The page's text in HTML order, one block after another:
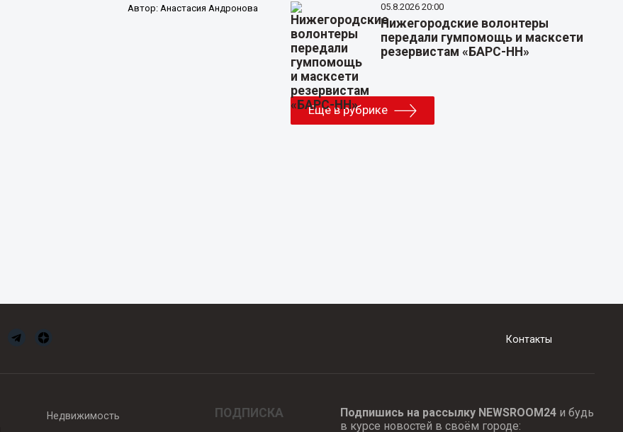
Автор: Анастасия Андронова 05.8.2026 20:00
Нижегородские волонтеры
передали гумпомощь и масксети
резервистам «БАРС-НН»
Еще в рубрике
Контакты
Недвижимость ПОДПИСКА Подпишись на рассылку NEWSROOM24и будь
в курсе новостей в своём городе: